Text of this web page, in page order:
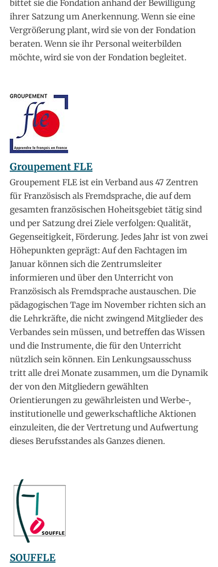
bittet sie die Fondation anhand der Bewilligung
ihrer Satzung um Anerkennung. Wenn sie eine
Vergrößerung plant, wird sie von der Fondation
beraten. Wenn sie ihr Personal weiterbilden
möchte, wird sie von der Fondation begleitet.
Groupement FLE
Groupement FLE ist ein Verband aus 47 Zentren
für Französisch als Fremdsprache, die auf dem
gesamten französischen Hoheitsgebiet tätig sind
und per Satzung drei Ziele verfolgen: Qualität,
Gegenseitigkeit, Förderung. Jedes Jahr ist von zwei
Höhepunkten geprägt: Auf den Fachtagen im
Januar können sich die Zentrumsleiter
informieren und über den Unterricht von
Französisch als Fremdsprache austauschen. Die
pädagogischen Tage im November richten sich an
die Lehrkräfte, die nicht zwingend Mitglieder des
Verbandes sein müssen, und betreffen das Wissen
und die Instrumente, die für den Unterricht
nützlich sein können. Ein Lenkungsausschuss
tritt alle drei Monate zusammen, um die Dynamik
der von den Mitgliedern gewählten
Orientierungen zu gewährleisten und Werbe-,
institutionelle und gewerkschaftliche Aktionen
einzuleiten, die der Vertretung und Aufwertung
dieses Berufsstandes als Ganzes dienen.
SOUFFLE